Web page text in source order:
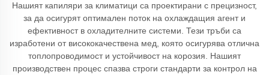
Нашият капиляри за климатици са проектирани с прецизност,
за да осигурят оптимален поток на охлаждащия агент и
ефективност в охладителните системи. Тези тръби са
изработени от висококачествена мед, която осигурява отлична
топлопроводимост и устойчивост на корозия. Нашият
производствен процес спазва строги стандарти за контрол на